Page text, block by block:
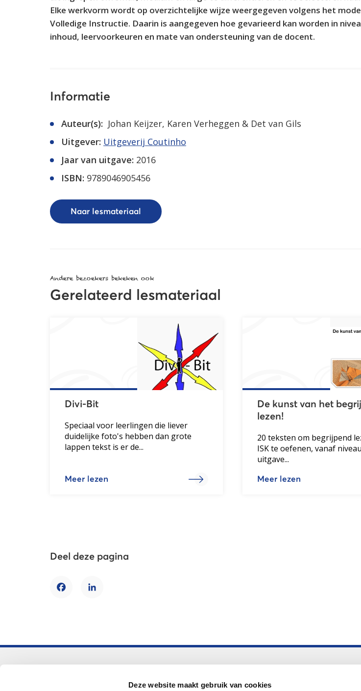
Deze website maakt gebruik van cookies
Elke werkvorm wordt op overzichtelijke wijze weergegeven volgens het
Volledige Instructie. Daarin is aangegeven hoe gevarieerd kan worden in
inhoud, leervoorkeuren en mate van ondersteuning van de docent.
Informatie
Auteur(s): Johan Keijzer, Karen Verheggen & Det van Gils
Uitgever: Uitgeverij Coutinho
Jaar van uitgave: 2016
ISBN: 9789046905456
Naar lesmateriaal
Andere bezoekers bekeken ook
Gerelateerd lesmateriaal
Divi-Bit
Speciaal voor leerlingen die liever
duidelijke foto's hebben dan grote
lappen tekst is er de...
Meer lezen
De kunst van het
lezen!
20 teksten om begrijpend
ISK te oefenen, vanaf
uitgave...
Meer lezen
Deel deze pagina
FacebookLinkedIn